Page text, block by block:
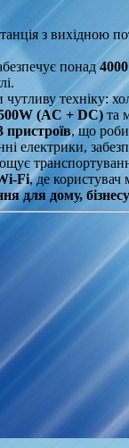
з вихідною
понад
техніку:
(AC + DC) та
пристроїв, що
електрики,
Fi, де користувач
для дому,